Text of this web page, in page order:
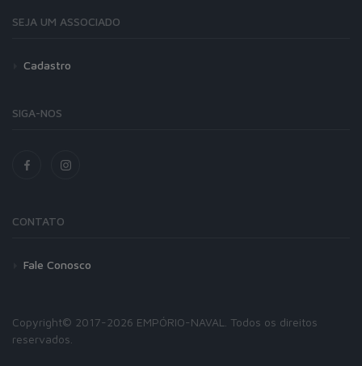
SEJA UM ASSOCIADO
Cadastro
SIGA-NOS
CONTATO
Fale Conosco
Copyright© 2017-2026 EMPÓRIO-NAVAL. Todos os direitos
reservados.